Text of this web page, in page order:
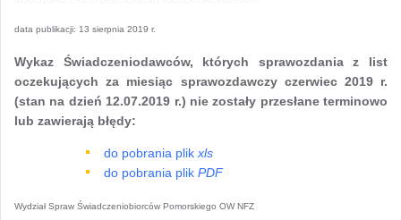
data publikacji: 13 sierpnia 2019 r.
Wykaz Świadczeniodawców, których sprawozdania z list
oczekujących za miesiąc sprawozdawczy czerwiec 2019 r.
(stan na dzień 12.07.2019 r.) nie zostały przesłane terminowo
lub zawierają błędy:
do pobrania plik xls
do pobrania plik PDF
Wydział Spraw Świadczeniobiorców Pomorskiego OW NFZ